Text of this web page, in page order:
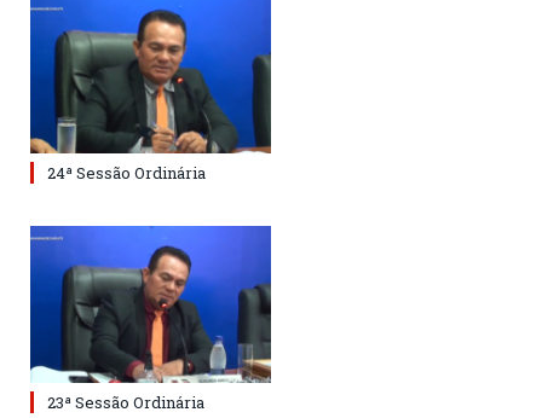
24ª Sessão Ordinária
23ª Sessão Ordinária